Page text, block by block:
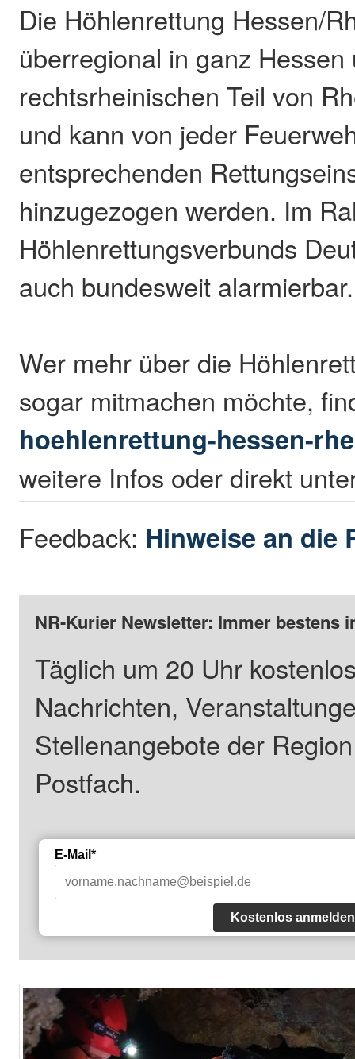
Die Höhlenrettung Hessen/
überregional in ganz Hessen
rechtsrheinischen Teil von
und kann von jeder
entsprechenden
hinzugezogen werden. Im
Höhlenrettungsverbunds
auch bundesweit alarmierbar.
Wer mehr über die
sogar mitmachen möchte,
hoehlenrettung-hessen-
weitere Infos oder direkt
Feedback: Hinweise an die
NR-Kurier Newsletter: Immer bestens
Täglich um 20 Uhr
Nachrichten,
Stellenangebote der
Postfach.
E-Mail*
Kostenlos anmelden